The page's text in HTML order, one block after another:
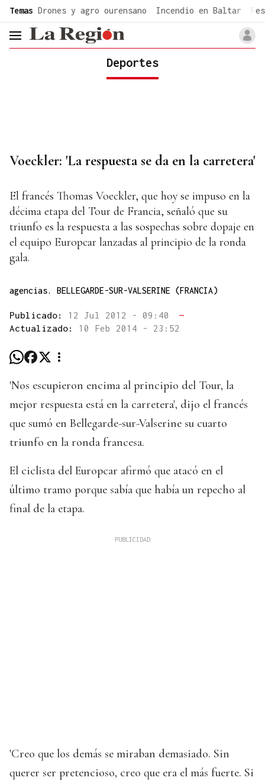
Temas Drones y agro ourensano Incendio en Baltar
header.menu.open
Deportes
Voeckler: 'La respuesta se da en la carretera'
El francés Thomas Voeckler, que hoy se impuso en la
décima etapa del Tour de Francia, señaló que su
triunfo es la respuesta a las sospechas sobre dopaje en
el equipo Europcar lanzadas al principio de la ronda
gala.
agencias. BELLEGARDE-SUR-VALSERINE (FRANCIA)
Publicado: 12 Jul 2012 - 09:40
—
Actualizado: 10 Feb 2014 - 23:52
'Nos escupieron encima al principio del Tour, la
mejor respuesta está en la carretera', dijo el francés
que sumó en Bellegarde-sur-Valserine su cuarto
triunfo en la ronda francesa.
El ciclista del Europcar afirmó que atacó en el
último tramo porque sabía que había un repecho al
final de la etapa.
'Creo que los demás se miraban demasiado. Sin
querer ser pretencioso, creo que era el más fuerte. Si